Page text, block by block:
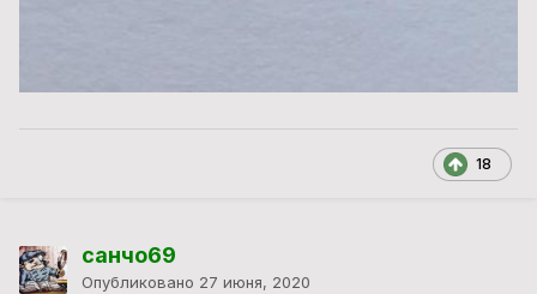
18
санчо69
Опубликовано 27 июня, 2020